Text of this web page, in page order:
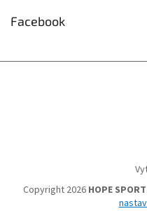
Facebook
Copyright 2026 HOPE SPORT